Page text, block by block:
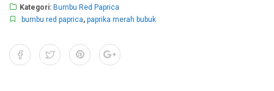
Kategori: Bumbu Red Paprica
bumbu red paprica, paprika merah bubuk